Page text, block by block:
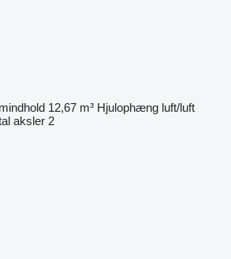
12,67 m³ Hjulophæng luft/luft
aksler 2